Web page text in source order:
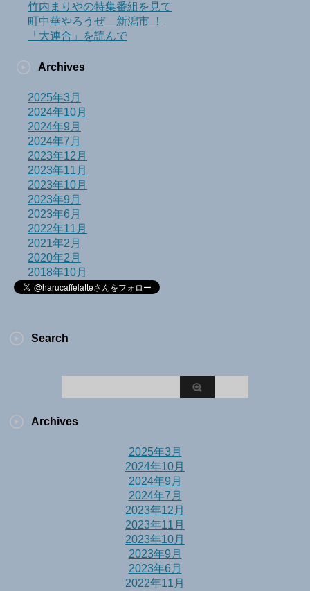
竹内まりやの特集番組を見て
町中華やろうぜ 新潟市 ！
「大連合」を読んで
Archives
2025年3月
2024年10月
2024年9月
2024年7月
2023年12月
2023年11月
2023年10月
2023年9月
2023年6月
2022年11月
2021年2月
2020年2月
2018年10月
Search
Archives
2025年3月
2024年10月
2024年9月
2024年7月
2023年12月
2023年11月
2023年10月
2023年9月
2023年6月
2022年11月